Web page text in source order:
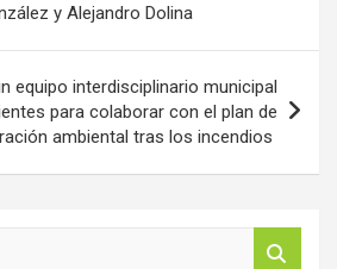
y Alejandro Dolina
equipo interdisciplinario municipal
para colaborar con el plan de
ambiental tras los incendios